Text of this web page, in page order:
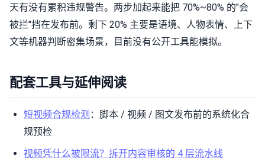
天有没有累积违规警告。两步加起来能把 70%~80% 的"会
被拦"挡在发布前。剩下 20% 主要是语境、人物表情、上下
文等机器判断密集场景，目前没有公开工具能模拟。
配套工具与延伸阅读
短视频合规检测 ：脚本 / 视频 / 图文发布前的系统化合
规预检
视频凭什么被限流？拆开内容审核的 4 层流水线